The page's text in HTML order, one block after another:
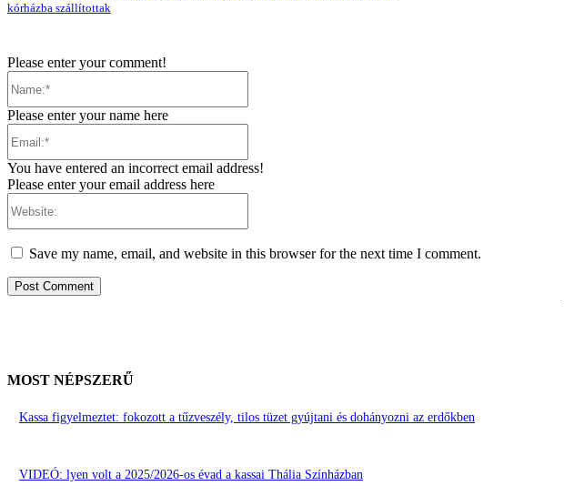
kórházba szállítottak
Please enter your comment!
Please enter your name here
You have entered an incorrect email address!
Please enter your email address here
Save my name, email, and website in this browser for the next time I comment.
MOST NÉPSZERŰ
Kassa figyelmeztet: fokozott a tűzveszély, tilos tüzet gyújtani és dohányozni az erdőkben
VIDEÓ: lyen volt a 2025/2026-os évad a kassai Thália Színházban